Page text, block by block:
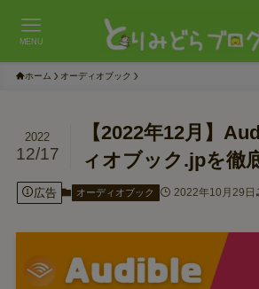
MENU
ホーム オーディオブック
【2022年12月】
ィオブック.jpを徹
2022
12/17
広告 オーディオブック 2022年10月29日